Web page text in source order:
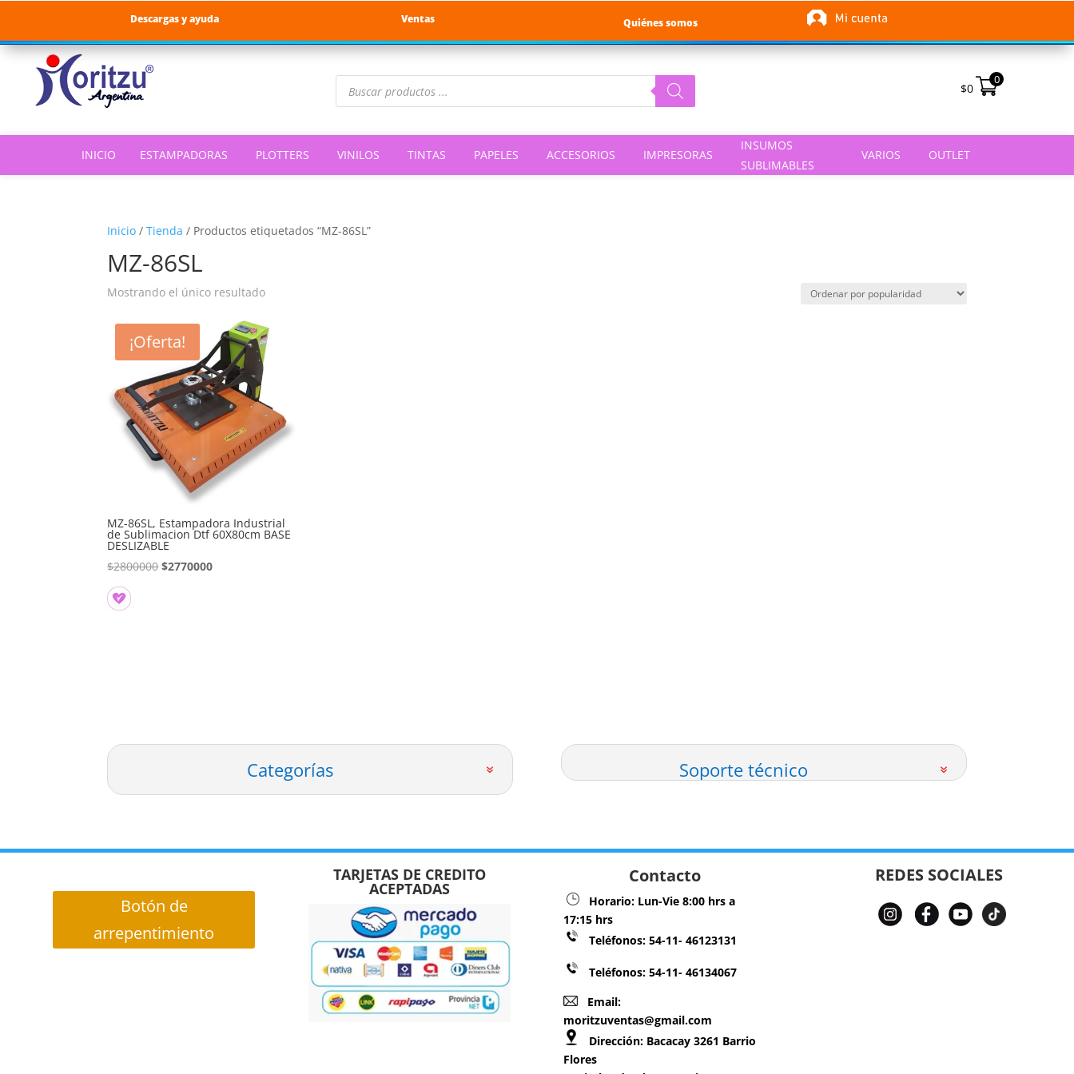
Descargas y ayuda Ventas Quiénes somos
Búsqueda
productos
$0
0
INICIO ESTAMPADORAS PLOTTERS VINILOS TINTAS PAPELES ACCESORIOS IMPRESORAS
INSUMOS
SUBLIMABLES
VARIOS OUTLET
Inicio /Tienda / Productos etiquetados “MZ-86SL”
MZ-86SL
Mostrando el único resultado
¡Oferta!
MZ-86SL, Estampadora Industrial
de Sublimacion Dtf 60X80cm BASE
DESLIZABLE
$2800000El
$2770000El
Categorías Soporte técnico
Botón de
arrepentimiento
TARJETAS DE CREDITO
ACEPTADAS
Contacto
Horario: Lun-Vie 8:00 hrs a
17:15 hrs
Teléfonos:54-11- 46123131
Teléfonos: 54-11- 46134067
Email:
moritzuventas@gmail.com
Dirección: Bacacay 3261 Barrio
Flores
REDES SOCIALES